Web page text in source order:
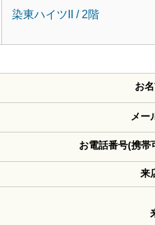
染東ハイツII / 2階
お
メー
お電話番号(携帯
来